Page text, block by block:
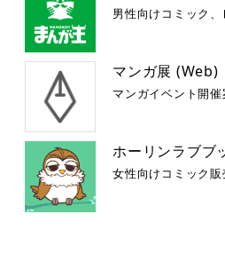
男性向けコミック
マンガ展 (Web)
マンガイベント開催
ホーリンラブブ
女性向けコミック販